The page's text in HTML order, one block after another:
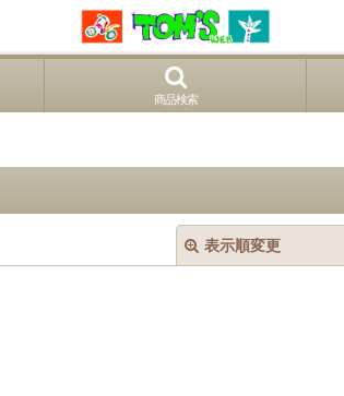
商品検索
表示順変更